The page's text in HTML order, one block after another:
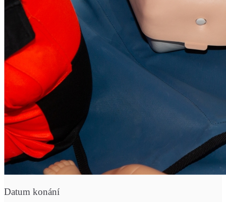
Datum konání